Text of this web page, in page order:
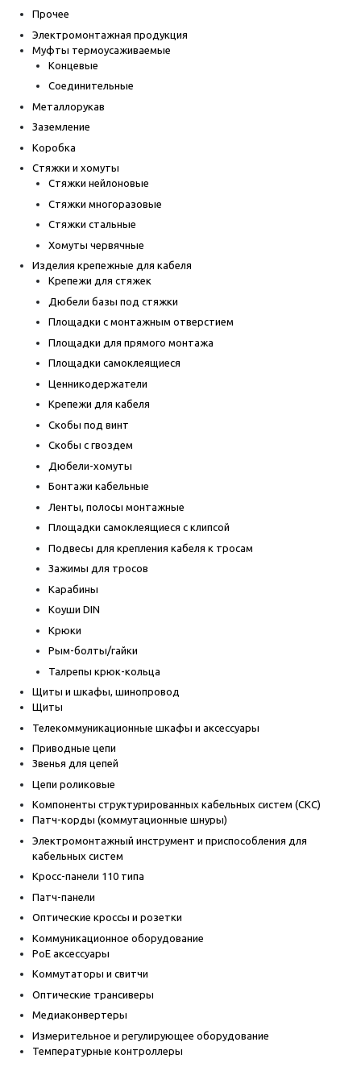
Прочее
Электромонтажная продукция
Муфты термоусаживаемые
Концевые
Соединительные
Металлорукав
Заземление
Коробка
Стяжки и хомуты
Стяжки нейлоновые
Стяжки многоразовые
Стяжки стальные
Хомуты червячные
Изделия крепежные для кабеля
Крепежи для стяжек
Дюбели базы под стяжки
Площадки с монтажным отверстием
Площадки для прямого монтажа
Площадки самоклеящиеся
Ценникодержатели
Крепежи для кабеля
Скобы под винт
Скобы с гвоздем
Дюбели-хомуты
Бонтажи кабельные
Ленты, полосы монтажные
Площадки самоклеящиеся с клипсой
Подвесы для крепления кабеля к тросам
Зажимы для тросов
Карабины
Коуши DIN
Крюки
Рым-болты/гайки
Талрепы крюк-кольца
Щиты и шкафы, шинопровод
Щиты
Телекоммуникационные шкафы и аксессуары
Приводные цепи
Звенья для цепей
Цепи роликовые
Компоненты структурированных кабельных систем (СКС)
Патч-корды (коммутационные шнуры)
Электромонтажный инструмент и приспособления для
кабельных систем
Кросс-панели 110 типа
Патч-панели
Оптические кроссы и розетки
Коммуникационное оборудование
PoE аксессуары
Коммутаторы и свитчи
Оптические трансиверы
Медиаконвертеры
Измерительное и регулирующее оборудование
Температурные контроллеры